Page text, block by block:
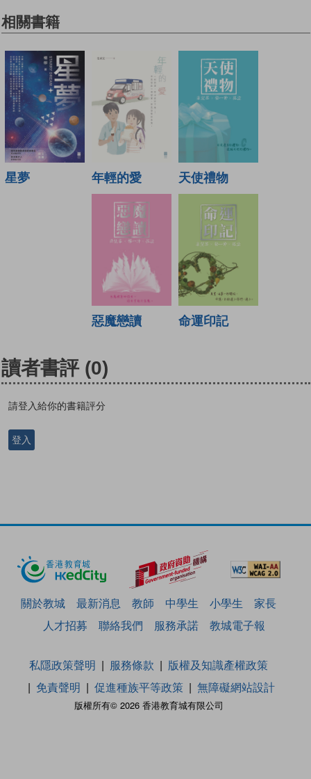
相關書籍
星夢 年輕的愛 天使禮物
惡魔戀讀 命運印記
讀者書評 (0)
請登入給你的書籍評分
登入
關於教城 最新消息 教師 中學生 小學生
家長
人才招募
聯絡我們 服務承諾 教城電子報
版權所有© 2026 香港教育城有限公司
私隱政策聲明 服務條款
版權及知識產權政策
免責聲明
促進種族平等政策 無障礙網站設計